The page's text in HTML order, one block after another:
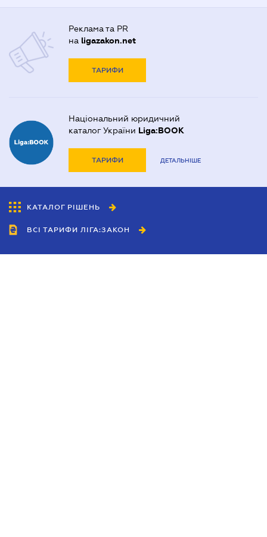
Реклама та PR
на ligazakon.net
ТАРИФИ
Національний юридичний
каталог України Liga:BOOK
ТАРИФИ ДЕТАЛЬНІШЕ
КАТАЛОГ РІШЕНЬ
ВСІ ТАРИФИ ЛІГА:ЗАКОН